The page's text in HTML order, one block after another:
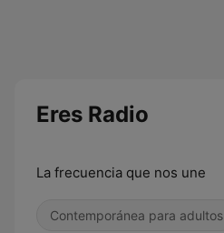
Eres Radio
La frecuencia que nos une
Contemporánea para adultos